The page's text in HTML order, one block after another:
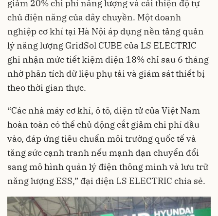
giảm 20% chi phí năng lượng và cải thiện độ tự
chủ điện năng của dây chuyền. Một doanh
nghiệp cơ khí tại Hà Nội áp dụng nền tảng quản
lý năng lượng GridSol CUBE của LS ELECTRIC
ghi nhận mức tiết kiệm điện 18% chỉ sau 6 tháng
nhờ phân tích dữ liệu phụ tải và giám sát thiết bị
theo thời gian thực.
“Các nhà máy cơ khí, ô tô, điện tử của Việt Nam
hoàn toàn có thể chủ động cắt giảm chi phí đầu
vào, đáp ứng tiêu chuẩn môi trường quốc tế và
tăng sức cạnh tranh nếu mạnh dạn chuyển đổi
sang mô hình quản lý điện thông minh và lưu trữ
năng lượng ESS,” đại diện LS ELECTRIC chia sẻ.